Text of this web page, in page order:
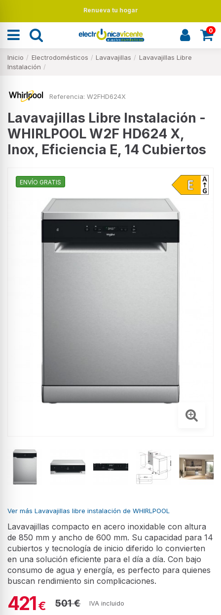
Renueva tu hogar
0
Inicio Electrodomésticos Lavavajillas
Lavavajillas Libre
Instalación
Referencia: W2FHD624X
Lavavajillas Libre Instalación -
WHIRLPOOL W2F HD624 X,
Inox, Eficiencia E, 14 Cubiertos
ENVÍO GRATIS
Ver más Lavavajillas libre instalación de WHIRLPOOL
Lavavajillas compacto en acero inoxidable con altura
de 850 mm y ancho de 600 mm. Su capacidad para 14
cubiertos y tecnología de inicio diferido lo convierten
en una solución eficiente para el día a día. Con bajo
consumo de agua y energía, es perfecto para quienes
buscan rendimiento sin complicaciones.
421€ 501 € IVA incluido